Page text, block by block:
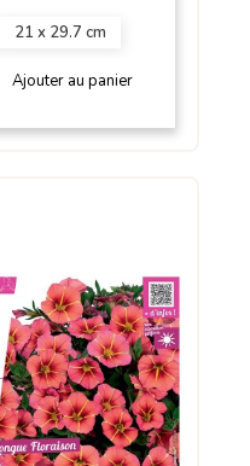
21 x 29.7 cm
Ajouter au panier